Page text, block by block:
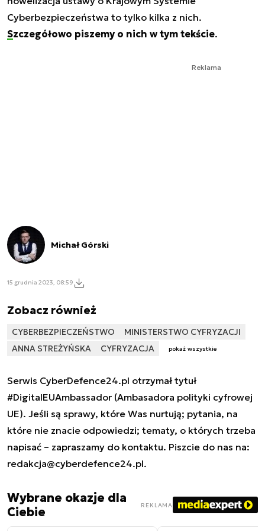
Cyberbezpieczeństwa to tylko kilka z nich.
Szczegółowo piszemy o nich w tym tekście.
Reklama
Michał Górski
15 grudnia 2023, 08:59
Zobacz również
CYBERBEZPIECZEŃSTWO
MINISTERSTWO CYFRYZACJI
ANNA STREŻYŃSKA
CYFRYZACJA pokaż wszystkie
Serwis CyberDefence24.pl otrzymał tytuł
#DigitalEUAmbassador (Ambasadora polityki cyfrowej
UE). Jeśli są sprawy, które Was nurtują; pytania, na
które nie znacie odpowiedzi; tematy, o których trzeba
napisać – zapraszamy do kontaktu. Piszcie do nas na:
redakcja@cyberdefence24.pl.
Wybrane okazje dla
Ciebie
REKLAMA